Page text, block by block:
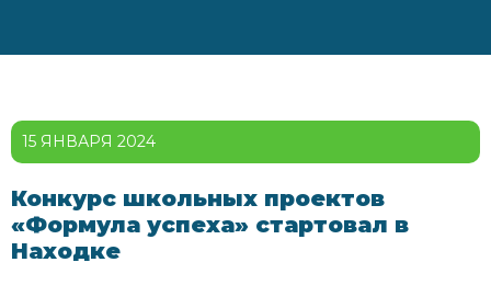
15 ЯНВАРЯ 2024
Конкурс школьных проектов
«Формула успеха» стартовал в
Находке